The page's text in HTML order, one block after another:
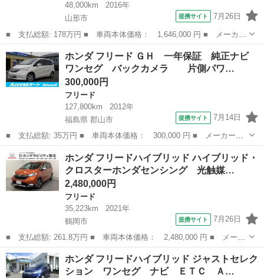
48,000km
2016年
山形市
提携サイト 7月26日
■ 支払総額: 178万円 ■ 車両本体価格： 1,646,000 円 ■ メーカー
名： ホンダ ■ 車種名： フリード ■ グレード名： Ｇ・ホンダ
センシング ■ 排気量： 1500cc ■ ドア枚数： 5D ■ ミッシ...
山形 山形市 フリード
ホンダ フリード ＧＨ 一年保証 純正ナビ
ワンセグ バックカメラ 片側パワ…
300,000円
フリード
127,800km
2012年
福島県 郡山市
提携サイト 7月14日
■ 支払総額: 35万円 ■ 車両本体価格： 300,000 円 ■ メーカー
名： ホンダ ■ 車種名： フリード ■ グレード名： ＧＨ 一年
保証 純正ナビ ワンセグ バックカメラ 片側パワースライドド
ア スマートキー...
福島 フリード
ホンダ フリードハイブリッド ハイブリッド・
クロスターホンダセンシング 光触媒…
2,480,000円
フリード
35,223km
2021年
鶴岡市
提携サイト 7月26日
■ 支払総額: 261.8万円 ■ 車両本体価格： 2,480,000 円 ■ メーカ
ー名： ホンダ ■ 車種名： フリードハイブリッド ■ グレード
名： ハイブリッド・クロスターホンダセンシング 光触媒抗菌消臭
施工済 両...
山形 鶴岡市 フリード
ホンダ フリードハイブリッド ジャストセレク
ション ワンセグ ナビ ＥＴＣ Ａ…